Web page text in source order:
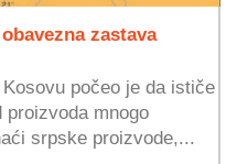
zastava
počeo je da ističe
proizvoda mnogo
srpske proizvode,...